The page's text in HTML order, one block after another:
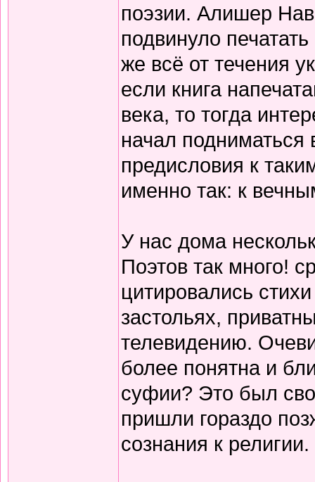
поэзии. Алишер
подвинуло
же всё от течения
если книга
века, то тогда
начал
предисловия к
именно так: к
У нас дома
Поэтов так много!
цитировались
застольях,
телевидению.
более понятна и
суфии? Это был
пришли гораздо
сознания к религии.